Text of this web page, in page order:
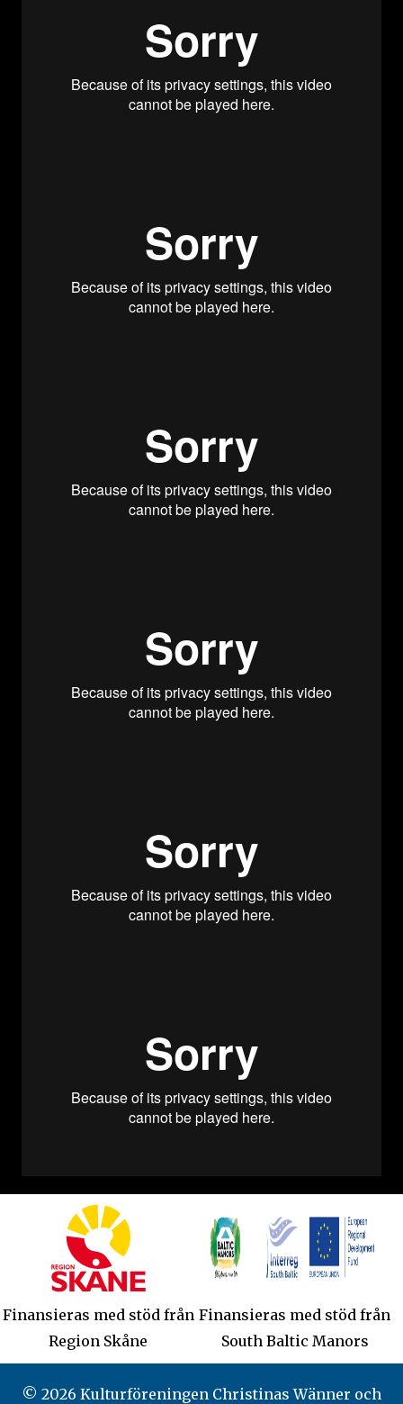
Finansieras med stöd från
Region Skåne
Finansieras med stöd från
South Baltic Manors
© 2026 Kulturföreningen Christinas Wänner och